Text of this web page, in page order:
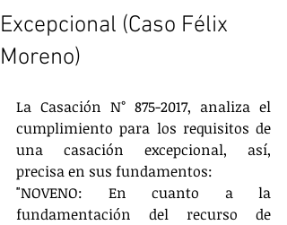
Excepcional (Caso Félix
Moreno)
La Casación N° 875-2017, analiza el
cumplimiento para los requisitos de
una casación excepcional, así,
precisa en sus fundamentos:
"NOVENO: En cuanto a la
fundamentación del recurso de